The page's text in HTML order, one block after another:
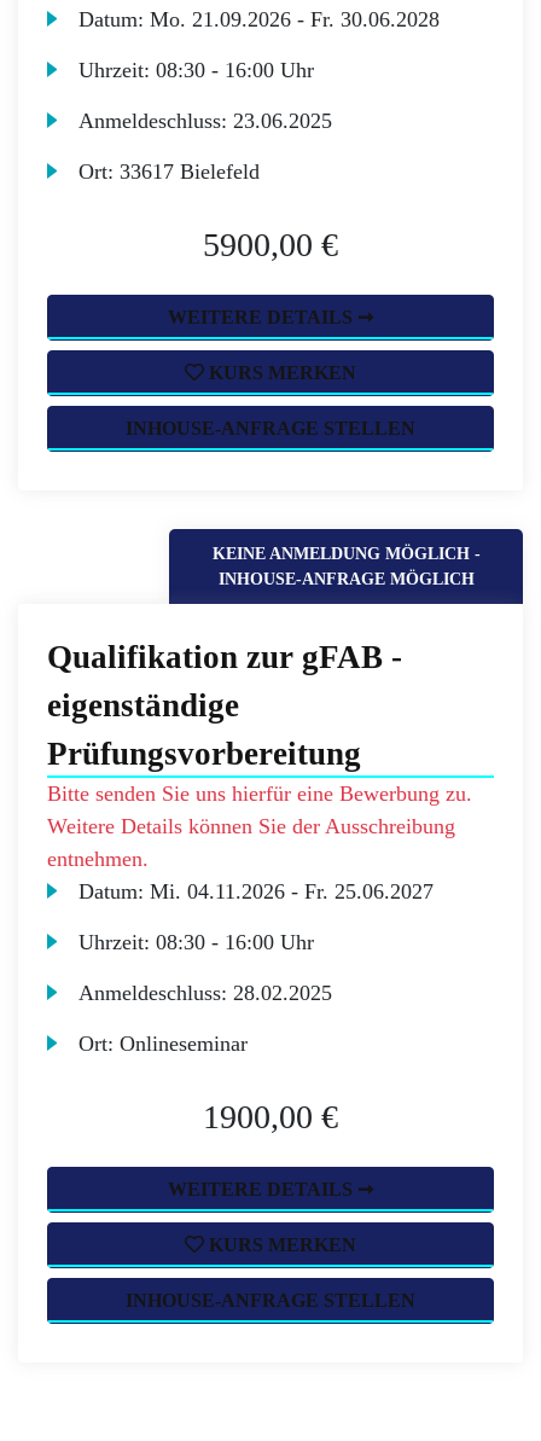
Datum:Mo. 21.09.2026 -Fr. 30.06.2028
Uhrzeit:08:30 - 16:00 Uhr
Anmeldeschluss:23.06.2025
Ort:33617 Bielefeld
5900,00 €
WEITERE DETAILS ➞
KURS MERKEN
INHOUSE-ANFRAGE STELLEN
KEINE ANMELDUNG MÖGLICH -
INHOUSE-ANFRAGE MÖGLICH
Qualifikation zur gFAB -
eigenständige
Prüfungsvorbereitung
Bitte senden Sie uns hierfür eine Bewerbung zu.
Weitere Details können Sie der Ausschreibung
entnehmen.
Datum:Mi. 04.11.2026 -Fr. 25.06.2027
Uhrzeit:08:30 - 16:00 Uhr
Anmeldeschluss:28.02.2025
Ort:Onlineseminar
1900,00 €
WEITERE DETAILS ➞
KURS MERKEN
INHOUSE-ANFRAGE STELLEN